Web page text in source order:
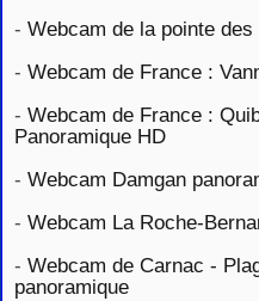
- Webcam de la pointe
- Webcam de France :
- Webcam de France :
Panoramique HD
- Webcam Damgan
- Webcam La Roche-
- Webcam de Carnac -
panoramique